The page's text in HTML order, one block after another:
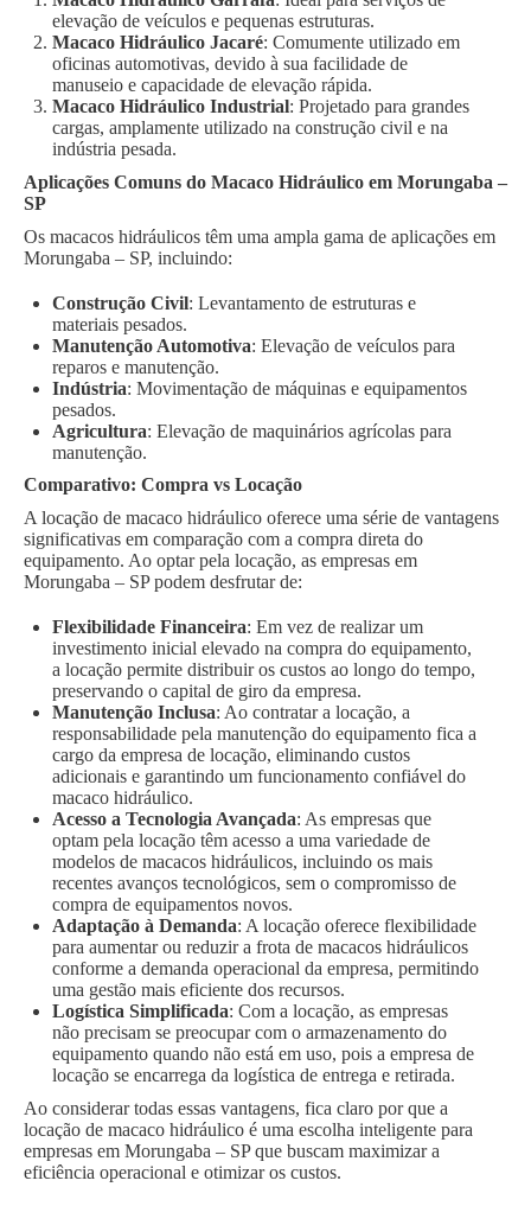
elevação de veículos e pequenas estruturas.
Macaco Hidráulico Jacaré: Comumente utilizado em
oficinas automotivas, devido à sua facilidade de
manuseio e capacidade de elevação rápida.
Macaco Hidráulico Industrial: Projetado para grandes
cargas, amplamente utilizado na construção civil e na
indústria pesada.
Aplicações Comuns do Macaco Hidráulico em Morungaba –
SP
Os macacos hidráulicos têm uma ampla gama de aplicações em
Morungaba – SP, incluindo:
Construção Civil: Levantamento de estruturas e
materiais pesados.
Manutenção Automotiva: Elevação de veículos para
reparos e manutenção.
Indústria: Movimentação de máquinas e equipamentos
pesados.
Agricultura: Elevação de maquinários agrícolas para
manutenção.
Comparativo: Compra vs Locação
A locação de macaco hidráulico oferece uma série de vantagens
significativas em comparação com a compra direta do
equipamento. Ao optar pela locação, as empresas em
Morungaba – SP podem desfrutar de:
Flexibilidade Financeira: Em vez de realizar um
investimento inicial elevado na compra do equipamento,
a locação permite distribuir os custos ao longo do tempo,
preservando o capital de giro da empresa.
Manutenção Inclusa: Ao contratar a locação, a
responsabilidade pela manutenção do equipamento fica a
cargo da empresa de locação, eliminando custos
adicionais e garantindo um funcionamento confiável do
macaco hidráulico.
Acesso a Tecnologia Avançada: As empresas que
optam pela locação têm acesso a uma variedade de
modelos de macacos hidráulicos, incluindo os mais
recentes avanços tecnológicos, sem o compromisso de
compra de equipamentos novos.
Adaptação à Demanda: A locação oferece flexibilidade
para aumentar ou reduzir a frota de macacos hidráulicos
conforme a demanda operacional da empresa, permitindo
uma gestão mais eficiente dos recursos.
Logística Simplificada: Com a locação, as empresas
não precisam se preocupar com o armazenamento do
equipamento quando não está em uso, pois a empresa de
locação se encarrega da logística de entrega e retirada.
Ao considerar todas essas vantagens, fica claro por que a
locação de macaco hidráulico é uma escolha inteligente para
empresas em Morungaba – SP que buscam maximizar a
eficiência operacional e otimizar os custos.